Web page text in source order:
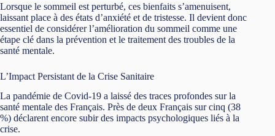
Lorsque le sommeil est perturbé, ces bienfaits s’amenuisent,
laissant place à des états d’anxiété et de tristesse. Il devient donc
essentiel de considérer l’amélioration du sommeil comme une
étape clé dans la prévention et le traitement des troubles de la
santé mentale.
L’Impact Persistant de la Crise Sanitaire
La pandémie de Covid-19 a laissé des traces profondes sur la
santé mentale des Français. Près de deux Français sur cinq (38
%) déclarent encore subir des impacts psychologiques liés à la
crise.